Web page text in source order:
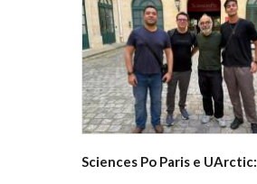
Sciences Po Paris e UArctic: